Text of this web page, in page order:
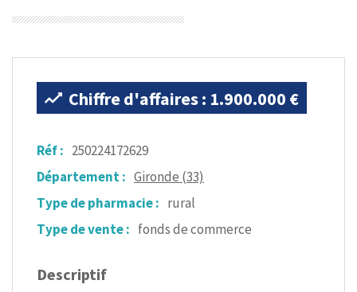
Chiffre d'affaires : 1.900.000 €
Réf : 250224172629
Département : Gironde (33)
Type de pharmacie : rural
Type de vente : fonds de commerce
Descriptif